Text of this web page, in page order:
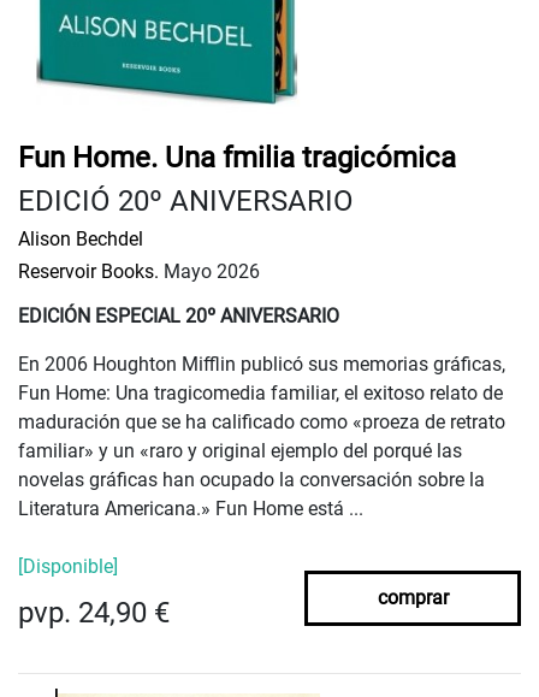
Fun Home. Una fmilia tragicómica
EDICIÓ 20º ANIVERSARIO
Alison Bechdel
Reservoir Books. Mayo 2026
EDICIÓN ESPECIAL 20º ANIVERSARIO
En 2006 Houghton Mifflin publicó sus memorias gráficas,
Fun Home: Una tragicomedia familiar, el exitoso relato de
maduración que se ha calificado como «proeza de retrato
familiar» y un «raro y original ejemplo del porqué las
novelas gráficas han ocupado la conversación sobre la
Literatura Americana.» Fun Home está ...
[Disponible]
pvp. 24,90 € comprar